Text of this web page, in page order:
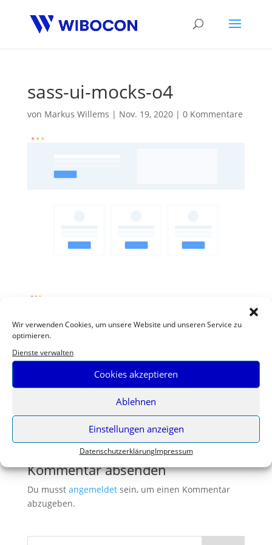
Wir verwenden Cookies, um unsere Website und unseren Service zu
optimieren.
Dienste verwalten
Cookies akzeptieren
Ablehnen
Einstellungen anzeigen
Daten­schutz­er­klä­rungImpres­sum
sass-ui-mocks-o4
von Markus Willems | Nov. 19, 2020| 0 Kommentare
Kommentar absenden
Du musst angemeldetsein, um einen Kommentar
abzugeben.